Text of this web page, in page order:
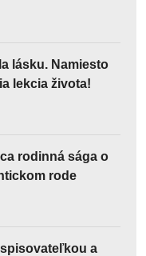
lásku. Namiesto
lekcia života!
rodinná sága o
rode
a